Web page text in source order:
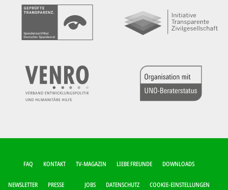
FUSSZEILEN-M
ENÜ
FAQ KONTAKT TV-MAGAZIN LIEBE FREUNDE DOWNLOADS
NEWSLETTER PRESSE JOBS DATENSCHUTZ COOKIE-EINSTELLUNGEN